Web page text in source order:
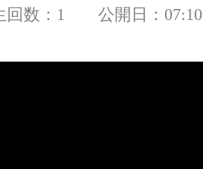
回数：1 公開日：